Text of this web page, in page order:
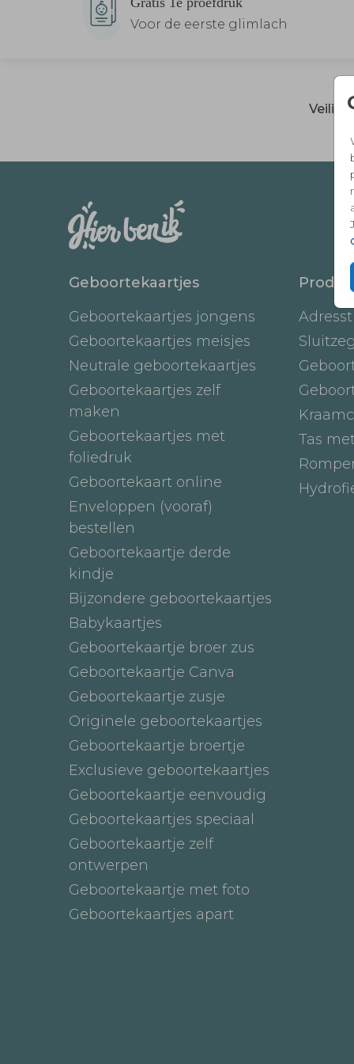
Voor de eerste glimlach
Veilig
Geboortekaartjes
Geboortekaartjes jongens
Geboortekaartjes meisjes
Neutrale geboortekaartjes
Geboortekaartjes zelf
maken
Geboortekaartjes met
foliedruk
Geboortekaart online
Enveloppen (vooraf)
bestellen
Geboortekaartje derde
kindje
Bijzondere geboortekaartjes
Babykaartjes
Geboortekaartje broer zus
Geboortekaartje Canva
Geboortekaartje zusje
Originele geboortekaartjes
Geboortekaartje broertje
Exclusieve geboortekaartjes
Geboortekaartje eenvoudig
Geboortekaartjes speciaal
Geboortekaartje zelf
ontwerpen
Geboortekaartje met foto
Geboortekaartjes apart
Tas